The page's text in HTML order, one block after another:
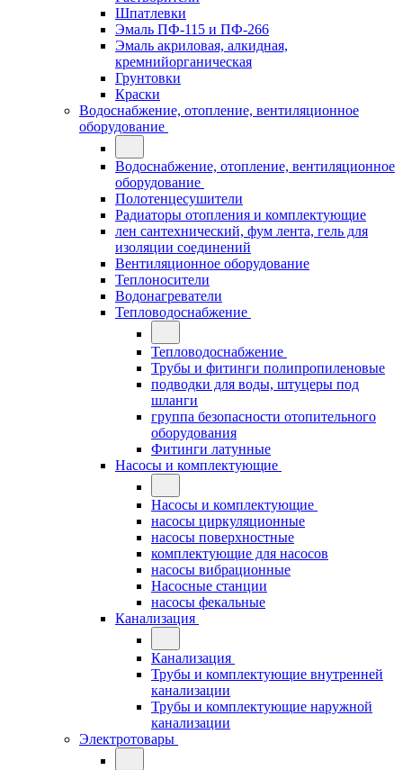
Шпатлевки
Эмаль ПФ-115 и ПФ-266
Эмаль акриловая, алкидная,
кремнийорганическая
Грунтовки
Краски
Водоснабжение, отопление, вентиляционное
оборудование
Водоснабжение, отопление, вентиляционное
оборудование
Полотенцесушители
Радиаторы отопления и комплектующие
лен сантехнический, фум лента, гель для
изоляции соединений
Вентиляционное оборудование
Теплоносители
Водонагреватели
Тепловодоснабжение
Тепловодоснабжение
Трубы и фитинги полипропиленовые
подводки для воды, штуцеры под
шланги
группа безопасности отопительного
оборудования
Фитинги латунные
Насосы и комплектующие
Насосы и комплектующие
насосы циркуляционные
насосы поверхностные
комплектующие для насосов
насосы вибрационные
Насосные станции
насосы фекальные
Канализация
Канализация
Трубы и комплектующие внутренней
канализации
Трубы и комплектующие наружной
канализации
Электротовары